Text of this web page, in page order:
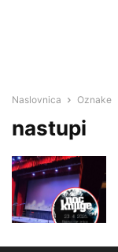
Naslovnica Oznake
nastupi